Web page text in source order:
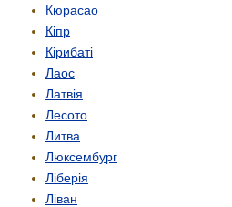
Кюрасао
Кіпр
Кірибаті
Лаос
Латвія
Лесото
Литва
Люксембург
Ліберія
Ліван